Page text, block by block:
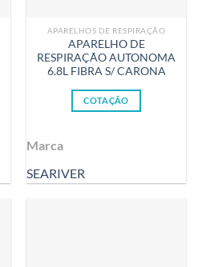
APARELHOS DE RESPIRAÇÃO
APARELHO DE
RESPIRAÇÃO AUTONOMA
6.8L FIBRA S/ CARONA
COTAÇÃO
Marca
SEARIVER